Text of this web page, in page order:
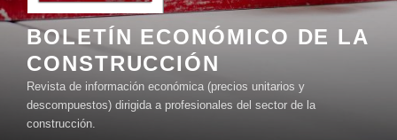
BOLETÍN ECONÓMICO DE LA
CONSTRUCCIÓN
Revista de información económica (precios unitarios y
descompuestos) dirigida a profesionales del sector de la
construcción.